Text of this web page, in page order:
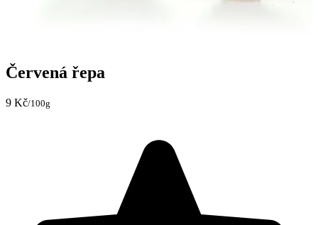
Červená řepa
9 Kč/100g